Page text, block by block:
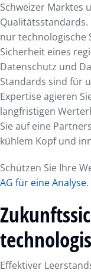
Schweizer Marktes
nur technologische
Sicherheit eines
Datenschutz und
Standards sind für
Expertise agieren
langfristigen
Sie auf eine
kühlem Kopf und
Schützen Sie Ihre
AG für eine Analyse.
Effektiver